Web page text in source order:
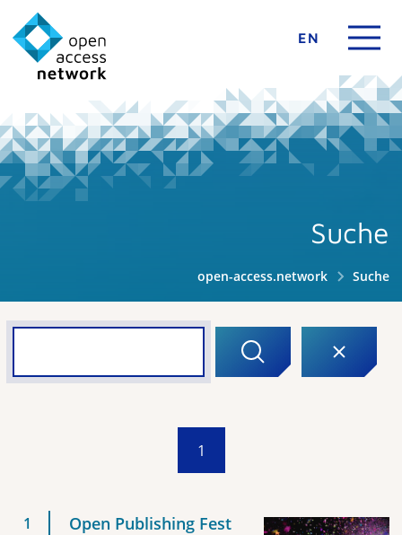
EN
Suche
open-access.network Suche
1
Open Publishing Fest